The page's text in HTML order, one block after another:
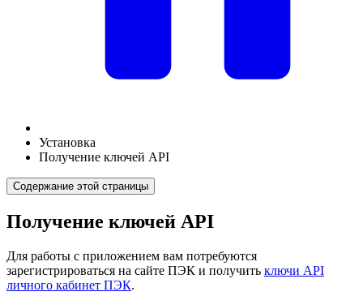
Установка
Получение ключей API
Содержание этой страницы
Получение ключей API
Для работы с приложением вам потребуются
зарегистрироваться на сайте ПЭК и получить ключи API
личного кабинет ПЭК.